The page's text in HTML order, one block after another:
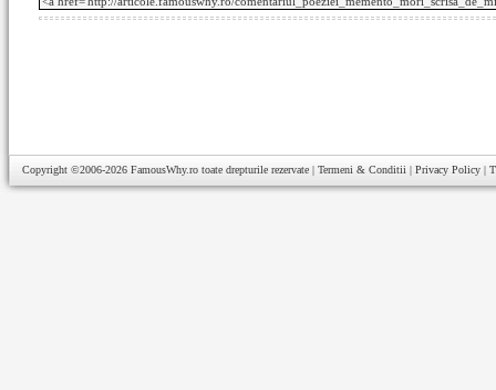
Copyright ©2006-2026 FamousWhy.ro toate drepturile rezervate | Termeni & Conditii | Privacy Policy |